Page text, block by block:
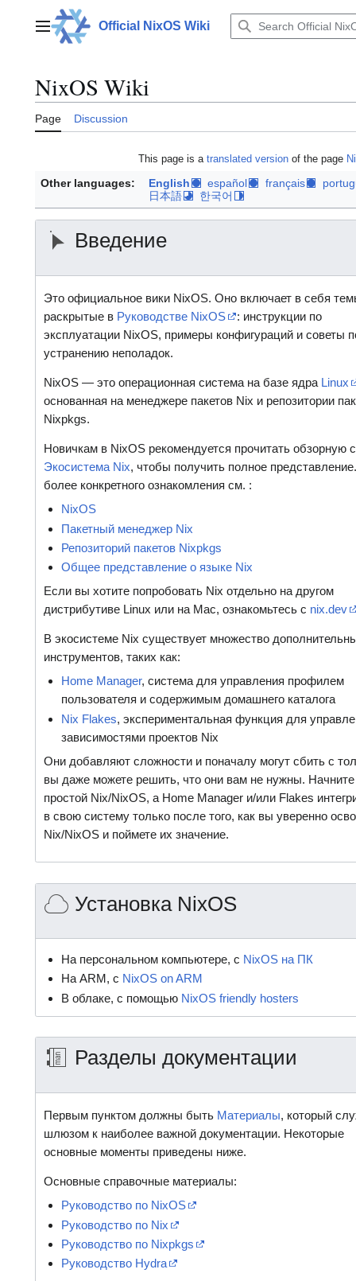
contentMain menuOfficial NixOS Wiki
NixOS Wiki
Page Discussion
This page is a translated version of the page
Other languages: English español français
日本語
한국어
Введение
Это официальное вики NixOS. Оно включает в себя
раскрытые в Руководстве NixOS
: инструкции по
эксплуатации NixOS, примеры конфигураций и советы
устранению неполадок.
NixOS — это операционная система на базе ядра Linux
основанная на менеджере пакетов Nix и репозитории
Nixpkgs.
Новичкам в NixOS рекомендуется прочитать обзорную
Экосистема Nix, чтобы получить полное
более конкретного ознакомления см. :
NixOS
Пакетный менеджер Nix
Репозиторий пакетов Nixpkgs
Общее представление о языке Nix
Если вы хотите попробовать Nix отдельно на другом
дистрибутиве Linux или на Mac, ознакомьтесь с nix.dev
В экосистеме Nix существует множество
инструментов, таких как:
Home Manager, система для управления профилем
пользователя и содержимым домашнего каталога
Nix Flakes, экспериментальная функция для
зависимостями проектов Nix
Они добавляют сложности и поначалу могут сбить с
вы даже можете решить, что они вам не нужны. Начните
простой Nix/NixOS, а Home Manager и/или Flakes
в свою систему только после того, как вы уверенно
Nix/NixOS и поймете их значение.
Установка NixOS
На персональном компьютере, с NixOS на ПК
На ARM, с NixOS on ARM
В облаке, с помощью NixOS friendly hosters
Разделы документации
Первым пунктом должны быть Материалы, который
шлюзом к наиболее важной документации. Некоторые
основные моменты приведены ниже.
Основные справочные материалы:
Руководство по NixOS
Руководство по Nix
Руководство по Nixpkgs
Руководство Hydra